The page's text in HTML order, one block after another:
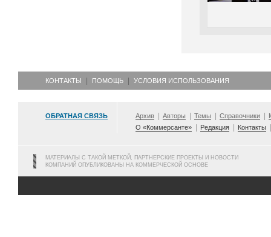
КОНТАКТЫ ПОМОЩЬ УСЛОВИЯ ИСПОЛЬЗОВАНИЯ
ОБРАТНАЯ СВЯЗЬ Архив Авторы Темы Справочники
О «Коммерсанте»
Редакция Контакты
МАТЕРИАЛЫ С ТАКОЙ МЕТКОЙ, ПАРТНЕРСКИЕ ПРОЕКТЫ И НОВОСТИ
КОМПАНИЙ ОПУБЛИКОВАНЫ НА КОММЕРЧЕСКОЙ ОСНОВЕ